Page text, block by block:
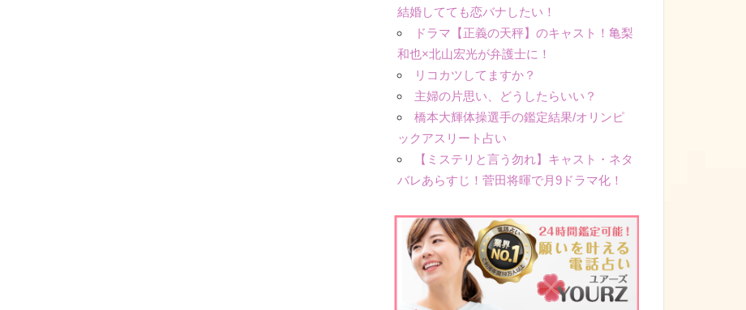
結婚してても恋バナしたい！
ドラマ【正義の天秤】のキャスト！亀梨
和也×北山宏光が弁護士に！
リコカツしてますか？
主婦の片思い、どうしたらいい？
橋本大輝体操選手の鑑定結果/オリンピ
ックアスリート占い
【ミステリと言う勿れ】キャスト・ネタ
バレあらすじ！菅田将暉で月9ドラマ化！